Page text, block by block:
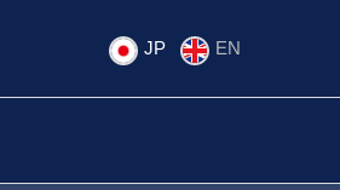
JP EN